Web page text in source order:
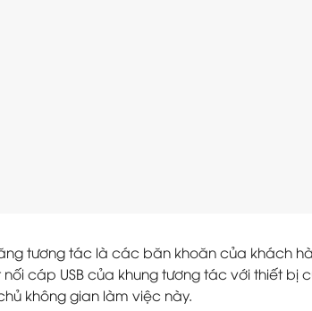
tương tác là các băn khoăn của khách
cáp USB của khung tương tác với thiết bị
không gian làm việc này.